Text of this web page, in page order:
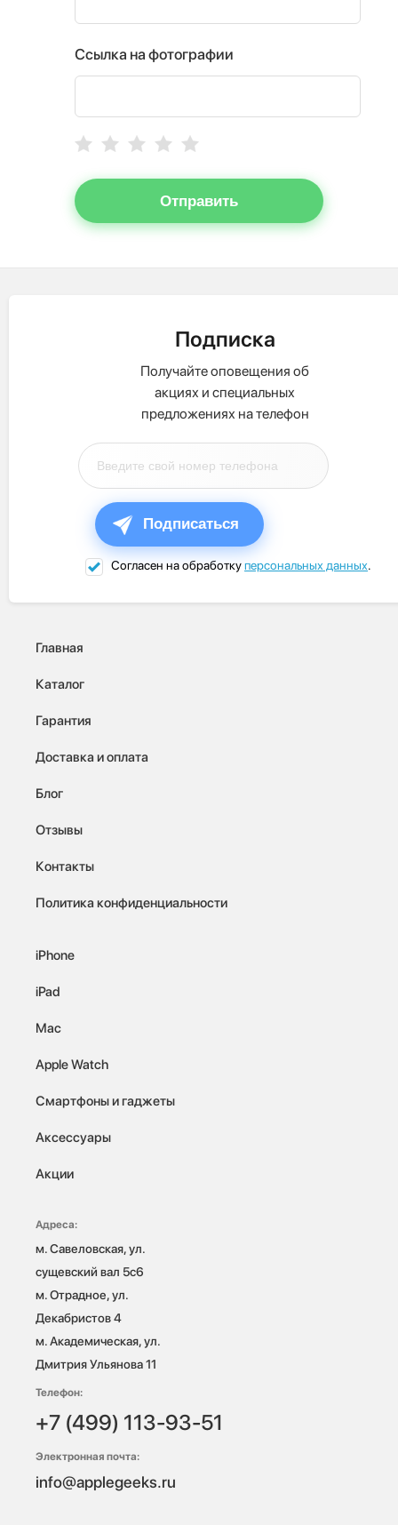
Ссылка на фотографии
Отправить
Подписка
Получайте оповещения об
акциях и специальных
предложениях на телефон
Подписаться
Согласен на обработкуперсональных данных.
Главная
Каталог
Гарантия
Доставка и оплата
Блог
Отзывы
Контакты
Политика конфиденциальности
iPhone
iPad
Mac
Apple Watch
Смартфоны и гаджеты
Аксессуары
Акции
Адреса:
м. Савеловская, ул.
сущевский вал 5с6
м. Отрадное, ул.
Декабристов 4
м. Академическая, ул.
Дмитрия Ульянова 11
Телефон:
+7 (499) 113-93-51
Электронная почта:
info@applegeeks.ru